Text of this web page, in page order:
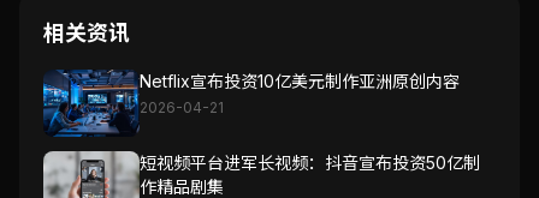
相关资讯
Netflix宣布投资10亿美元制作亚洲原创内容
2026-04-21
短视频平台进军长视频：抖音宣布投资50亿制
作精品剧集